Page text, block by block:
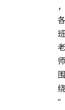
，
各
班
老
师
围
绕
“